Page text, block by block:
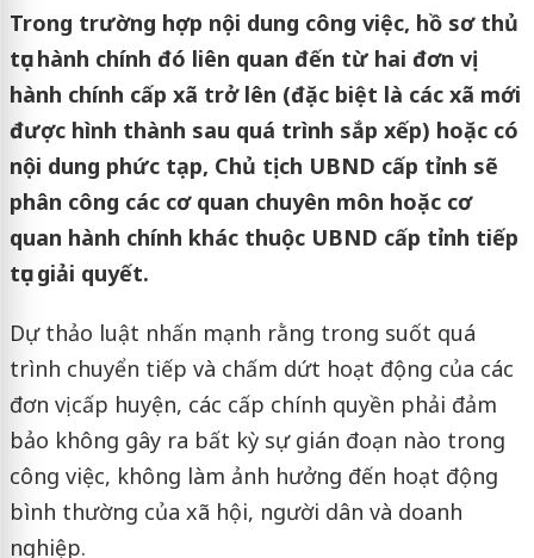
Trong trường hợp nội dung công việc, hồ sơ thủ
tục hành chính đó liên quan đến từ hai đơn vị
hành chính cấp xã trở lên (đặc biệt là các xã mới
được hình thành sau quá trình sắp xếp) hoặc có
nội dung phức tạp, Chủ tịch UBND cấp tỉnh sẽ
phân công các cơ quan chuyên môn hoặc cơ
quan hành chính khác thuộc UBND cấp tỉnh tiếp
tục giải quyết.
Dự thảo luật nhấn mạnh rằng trong suốt quá
trình chuyển tiếp và chấm dứt hoạt động của các
đơn vị cấp huyện, các cấp chính quyền phải đảm
bảo không gây ra bất kỳ sự gián đoạn nào trong
công việc, không làm ảnh hưởng đến hoạt động
bình thường của xã hội, người dân và doanh
nghiệp.